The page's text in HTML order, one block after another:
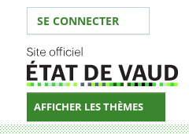
Votre identité
SE CONNECTER
AFFICHER LES THÈMES